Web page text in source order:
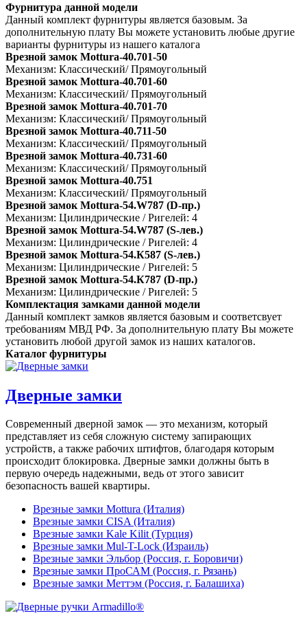
Фурнитура данной модели
Данный комплект фурнитуры является базовым. За
дополнительную плату Вы можете установить любые другие
варианты фурнитуры из нашего каталога
Врезной замок Mottura-40.701-50
Механизм: Классический/ Прямоугольный
Врезной замок Mottura-40.701-60
Механизм: Классический/ Прямоугольный
Врезной замок Mottura-40.701-70
Механизм: Классический/ Прямоугольный
Врезной замок Mottura-40.711-50
Механизм: Классический/ Прямоугольный
Врезной замок Mottura-40.731-60
Механизм: Классический/ Прямоугольный
Врезной замок Mottura-40.751
Механизм: Классический/ Прямоугольный
Врезной замок Mottura-54.W787 (D-пр.)
Механизм: Цилиндрические / Ригелей: 4
Врезной замок Mottura-54.W787 (S-лев.)
Механизм: Цилиндрические / Ригелей: 4
Врезной замок Mottura-54.К587 (S-лев.)
Механизм: Цилиндрические / Ригелей: 5
Врезной замок Mottura-54.К787 (D-пр.)
Механизм: Цилиндрические / Ригелей: 5
Комплектация замками данной модели
Данный комплект замков является базовым и соответсвует
требованиям МВД РФ. За дополнительную плату Вы можете
установить любой другой замок из наших каталогов.
Каталог фурнитуры
Дверные замки
Современный дверной замок — это механизм, который
представляет из себя сложную систему запирающих
устройств, а также рабочих штифтов, благодаря которым
происходит блокировка. Дверные замки должны быть в
первую очередь надежными, ведь от этого зависит
безопасность вашей квартиры.
Врезные замки Mottura (Италия)
Врезные замки CISA (Италия)
Врезные замки Kale Kilit (Турция)
Врезные замки Mul-T-Lock (Израиль)
Врезные замки Эльбор (Россия, г. Боровичи)
Врезные замки ПроСАМ (Россия, г. Рязань)
Врезные замки Меттэм (Россия, г. Балашиха)